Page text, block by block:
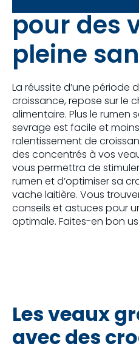
pour des
pleine
La réussite d’une période
croissance, repose sur le
alimentaire. Plus le rumen
sevrage est facile et
ralentissement de
des concentrés à vos
vous permettra de
rumen et d’optimiser sa
vache laitière. Vous
conseils et astuces pour
optimale. Faites-en bon
Les veaux
avec des